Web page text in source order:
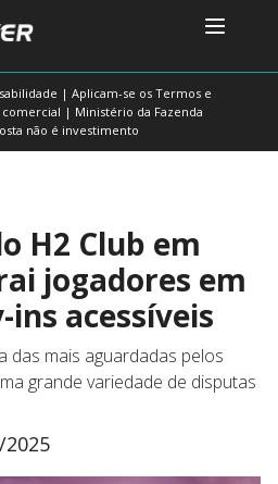
| Aplicam-se os Termos e
| Ministério da Fazenda
não é investimento
H2 Club em
jogadores em
ins acessíveis
das mais aguardadas pelos
grande variedade de disputas